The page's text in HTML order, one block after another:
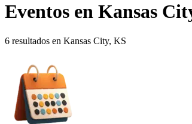
Eventos en Kansas
6 resultados en Kansas City, KS